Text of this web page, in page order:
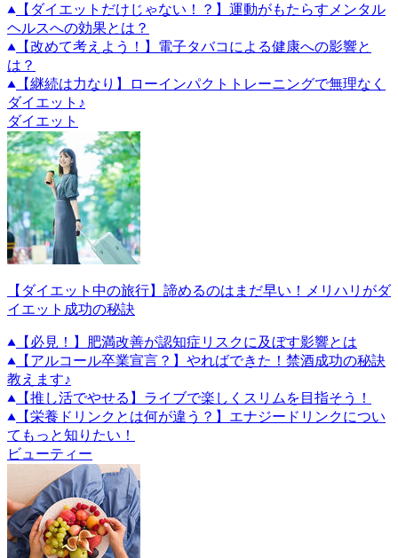
【ダイエットだけじゃない！？】運動がもたらすメンタル
ヘルスへの効果とは？
【改めて考えよう！】電子タバコによる健康への影響と
は？
【継続は力なり】ローインパクトトレーニングで無理なく
ダイエット♪
ダイエット
【ダイエット中の旅行】諦めるのはまだ早い！メリハリがダ
イエット成功の秘訣
【必見！】肥満改善が認知症リスクに及ぼす影響とは
【アルコール卒業宣言？】やればできた！禁酒成功の秘訣
教えます♪
【推し活でやせる】ライブで楽しくスリムを目指そう！
【栄養ドリンクとは何が違う？】エナジードリンクについ
てもっと知りたい！
ビューティー